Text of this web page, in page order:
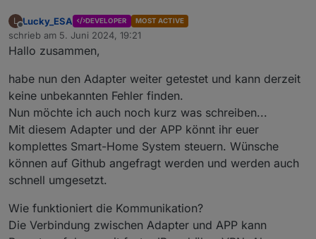
L
Offline
Lucky_ESA DEVELOPER MOST ACTIVE
schrieb am 5. Juni 2024, 19:21
zuletzt editiert von
Hallo zusammen,
habe nun den Adapter weiter getestet und kann derzeit
keine unbekannten Fehler finden.
Nun möchte ich auch noch kurz was schreiben...
Mit diesem Adapter und der APP könnt ihr euer
komplettes Smart-Home System steuern. Wünsche
können auf Github angefragt werden und werden auch
schnell umgesetzt.
Wie funktioniert die Kommunikation?
Die Verbindung zwischen Adapter und APP kann